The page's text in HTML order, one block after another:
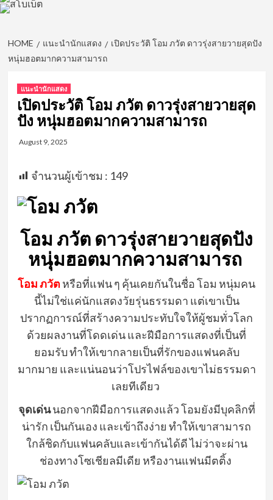
HOME แนะนำนักแสดง
เปิดประวัติ โอม ภวัต ดาวรุ่งสายวายสุดปัง
หนุ่มฮอตมากความสามารถ
แนะนำนักแสดง
เปิดประวัติ โอม ภวัต ดาวรุ่งสายวายสุด
ปัง หนุ่มฮอตมากความสามารถ
August 9, 2025
จำนวนผู้เข้าชม : 149
โอม ภวัต ดาวรุ่งสายวายสุดปัง
หนุ่มฮอตมากความสามารถ
โอม ภวัตหรือที่แฟน ๆ คุ้นเคยกันในชื่อ โอม หนุ่มคน
นี้ไม่ใช่แค่นักแสดงวัยรุ่นธรรมดา แต่เขาเป็น
ปรากฏการณ์ที่สร้างความประทับใจให้ผู้ชมทั่วโลก
ด้วยผลงานที่โดดเด่น และฝีมือการแสดงที่เป็นที่
ยอมรับ ทำให้เขากลายเป็นที่รักของแฟนคลับ
มากมาย และแน่นอนว่าโปรไฟล์ของเขาไม่ธรรมดา
เลยทีเดียว
จุดเด่นนอกจากฝีมือการแสดงแล้ว โอมยังมีบุคลิกที่
น่ารัก เป็นกันเอง และเข้าถึงง่าย ทำให้เขาสามารถ
ใกล้ชิดกับแฟนคลับและเข้ากันได้ดี ไม่ว่าจะผ่าน
ช่องทางโซเชียลมีเดีย หรืองานแฟนมีตติ้ง